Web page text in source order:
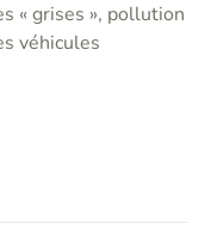
« grises », pollution
véhicules